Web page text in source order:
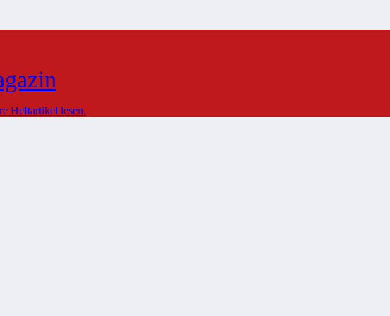
Heftartikel lesen.